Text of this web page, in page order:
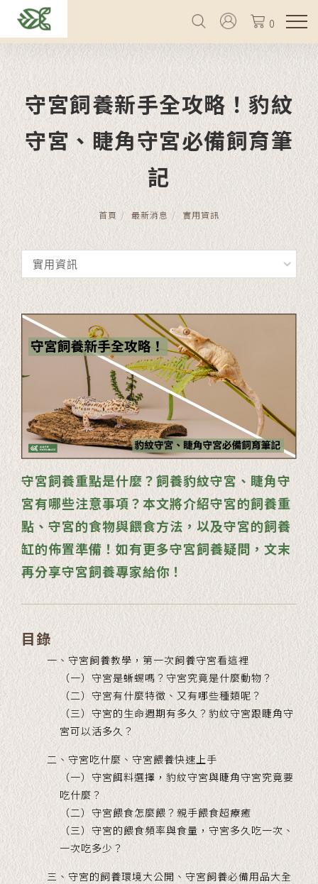
0
守宮飼養新手全攻略！豹紋
守宮、睫角守宮必備飼育筆
記
首頁 最新消息 實用資訊
守宮飼養重點是什麼？飼養豹紋守宮、睫角守
宮有哪些注意事項？本文將介紹守宮的飼養重
點、守宮的食物與餵食方法，以及守宮的飼養
缸的佈置準備！如有更多守宮飼養疑問，文末
再分享守宮飼養專家給你！
目錄
一、守宮飼養教學，第一次飼養守宮看這裡
（一）守宮是蜥蜴嗎？守宮究竟是什麼動物？
（二）守宮有什麼特徵、又有哪些種類呢？
（三）守宮的生命週期有多久？豹紋守宮跟睫角守
宮可以活多久？
二、守宮吃什麼、守宮餵養快速上手
（一）守宮餌料選擇，豹紋守宮與睫角守宮究竟要
吃什麼？
（二）守宮餵食怎麼餵？親手餵食超療癒
（三）守宮的餵食頻率與食量，守宮多久吃一次、
一次吃多少？
三、守宮的飼養環境大公開、守宮飼養必備用品大全